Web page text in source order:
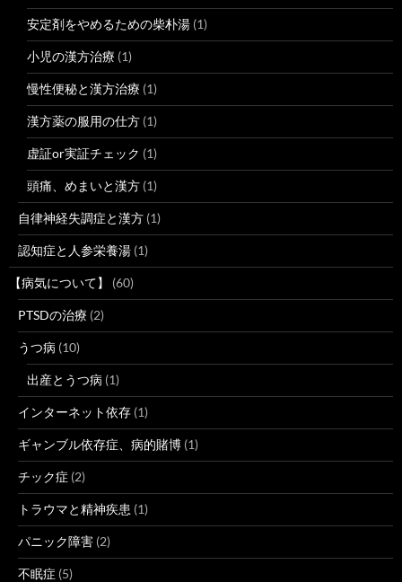
安定剤をやめるための柴朴湯 (1)
小児の漢方治療 (1)
慢性便秘と漢方治療 (1)
漢方薬の服用の仕方 (1)
虚証or実証チェック (1)
頭痛、めまいと漢方 (1)
自律神経失調症と漢方 (1)
認知症と人参栄養湯 (1)
【病気について】 (60)
PTSDの治療 (2)
うつ病 (10)
出産とうつ病 (1)
インターネット依存 (1)
ギャンブル依存症、病的賭博 (1)
チック症 (2)
トラウマと精神疾患 (1)
パニック障害 (2)
不眠症 (5)